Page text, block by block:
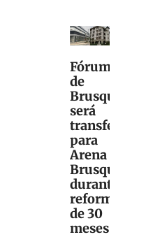
Fórum
de
Brusque
será
transferido
para
Arena
Brusque
durante
reforma
de 30
meses